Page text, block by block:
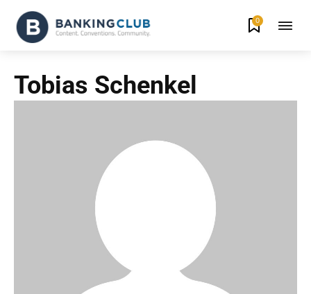
0
Tobias Schenkel